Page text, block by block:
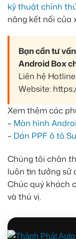
kỹ thuật chính
năng kết nối của
Bạn cần tư
Android Box
Liên hệ
Website:
Xem thêm các
– Màn hình
– Dán PPF ô tô
Chúng tôi chân
luôn tin tưởng sử
Chúc quý khách
và thú vị.